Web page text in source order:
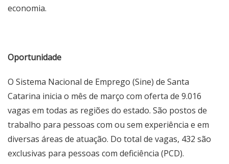
economia.
Oportunidade
O Sistema Nacional de Emprego (Sine) de Santa
Catarina inicia o mês de março com oferta de 9.016
vagas em todas as regiões do estado. São postos de
trabalho para pessoas com ou sem experiência e em
diversas áreas de atuação. Do total de vagas, 432 são
exclusivas para pessoas com deficiência (PCD).